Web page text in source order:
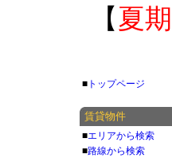
【 夏
■ トップページ
賃貸物件
■エリアから検索
■路線から検索